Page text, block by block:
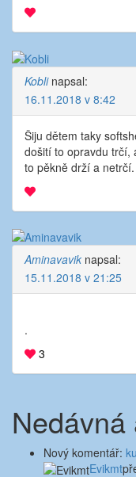
Kobli napsal:
16.11.2018 v 8:42
Šiju dětem taky
došití to opravdu trčí,
to pěkně drží a netrčí.
Aminavavik napsal:
15.11.2018 v 21:25
.
3
Nový komentář:
Evikmt